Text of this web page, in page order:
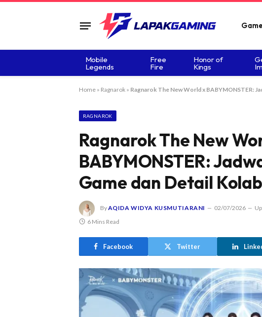
Mobile
Legends
Free
Fire
Honor of
Kings
Home» Ragnarok» Ragnarok The New World x BABYMONSTER:
RAGNAROK
Ragnarok The New
BABYMONSTER:
Game dan Detail
ByAQIDA WIDYA KUSMUTIARANI 02/07/2026
6 Mins Read
Facebook Twitter